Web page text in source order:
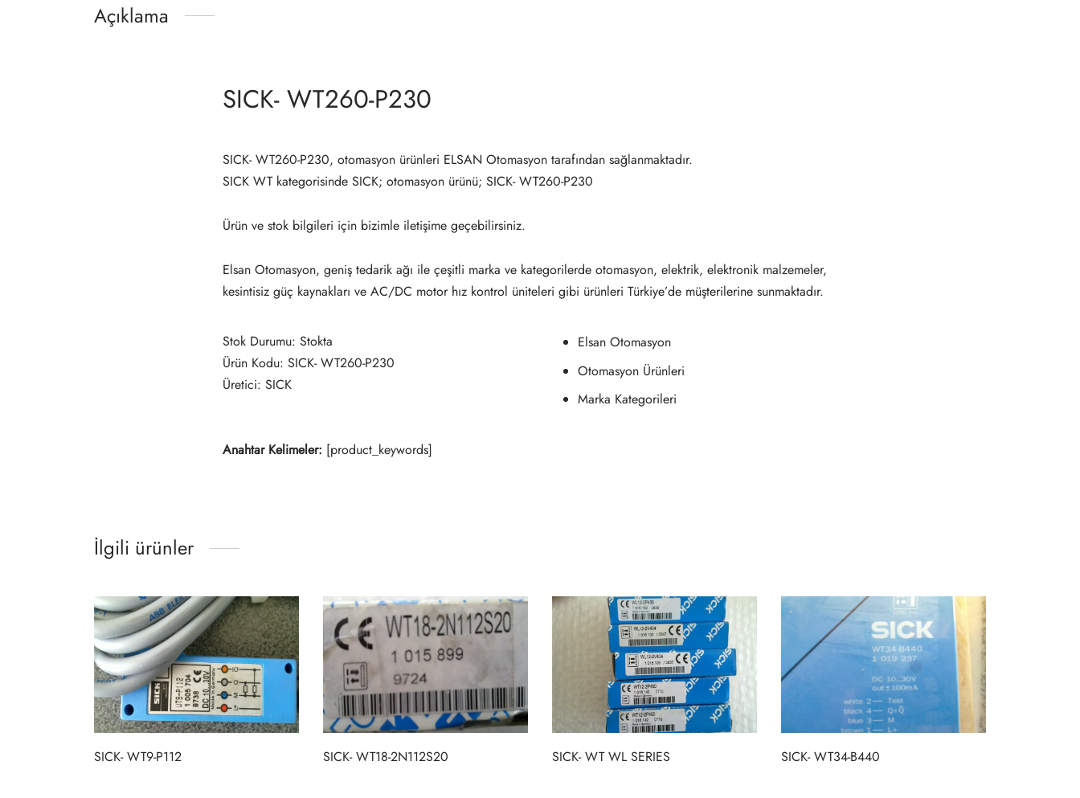
Açıklama
SICK- WT260-P230
SICK- WT260-P230, otomasyon ürünleri ELSAN Otomasyon tarafından sağlanmaktadır.
SICK WT kategorisinde SICK; otomasyon ürünü; SICK- WT260-P230
Ürün ve stok bilgileri için bizimle iletişime geçebilirsiniz.
Elsan Otomasyon, geniş tedarik ağı ile çeşitli marka ve kategorilerde otomasyon, elektrik, elektronik malzemeler,
kesintisiz güç kaynakları ve AC/DC motor hız kontrol üniteleri gibi ürünleri Türkiye’de müşterilerine sunmaktadır.
Stok Durumu: Stokta
Ürün Kodu: SICK- WT260-P230
Üretici: SICK
Elsan Otomasyon
Otomasyon Ürünleri
Marka Kategorileri
Anahtar Kelimeler: [product_keywords]
İlgili ürünler
SICK- WT9-P112 SICK- WT18-2N112S20 SICK- WT WL SERIES SICK- WT34-B440